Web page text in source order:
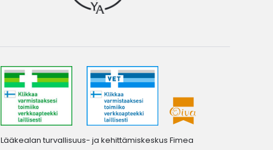
Lääkealan turvallisuus- ja kehittämiskeskus Fimea